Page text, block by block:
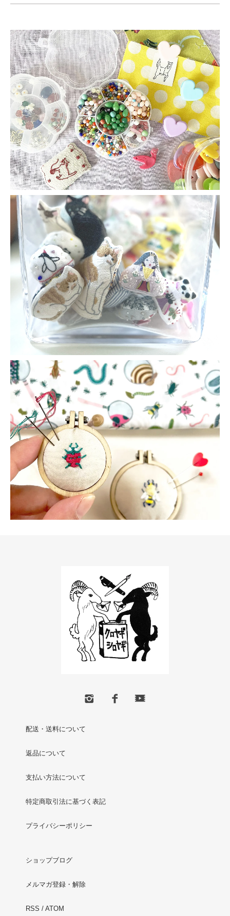
配送・送料について
返品について
支払い方法について
特定商取引法に基づく表記
プライバシーポリシー
ショップブログ
メルマガ登録・解除
RSS / ATOM